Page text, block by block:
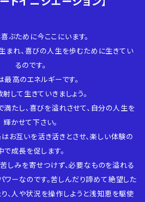
ぶために今ここにいます。
まれ、喜びの人生を歩むために生きてい
るのです。
最高のエネルギーです。
して生きていきましょう。
満たし、喜びを溢れさせて、自分の人生を
輝かせて下さい。
お互いを活き活きとさせ、楽しい体験の
で成長を促します。
しみを寄せつけず、必要なものを溢れる
ーなのです。苦しんだり諦めて絶望した
り、人や状況を操作しようと浅知恵を駆使